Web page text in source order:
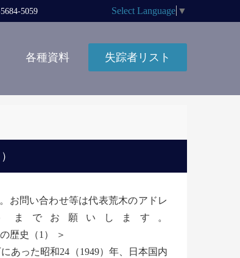
5059 Select Language ▼
各種資料 失踪者リスト
お問い合わせ等は代表荒木のアドレ
）までお願いします。
（1） ＞
った昭和24（1949）年、日本国内